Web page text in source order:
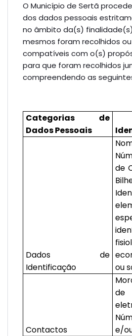
O Município de Sertã
dos dados pessoais
no âmbito da(s)
mesmos foram recolhidos
compatíveis com o(s)
para que foram recolhidos
compreendendo as
Categorias de
Dados Pessoais
Dados de
Identificação
de
ou
Contactos
e/